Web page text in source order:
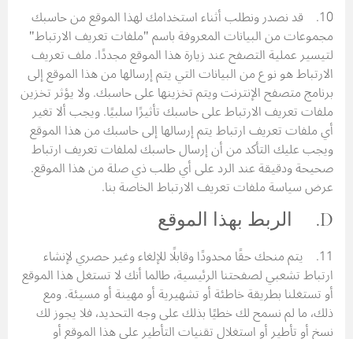
10. قد نصدر ونطلب أثناء استخدامك لهذا الموقع من حاسبك
مجموعات من البيانات المعروفة باسم "ملفات تعريف الارتباط"
لتيسير عملية التصفح عند زيارة هذا الموقع مجددًا. ملف تعريف
الارتباط هو نوع من البيانات التي يتم إرسالها من هذا الموقع إلى
برنامج متصفح الإنترنت ويتم تخزينها على حاسبك. ولا يؤثر تخزين
ملفات تعريف الارتباط على حاسبك تأثيرًا سلبيًا. ويجب ألا تغير
أي ملفات تعريف ارتباط يتم إرسالها إلى حاسبك من هذا الموقع
ويجب عليك التأكد من أن إرسال حاسبك لملفات تعريف ارتباط
صحيحة ودقيقة عند الرد على أي طلب ذي صلة من هذا الموقع.
عرض سياسة ملفات تعريف الارتباط الخاصة بنا.
D. الربط بهذا الموقع
11. يتم منحك حقًا محدودًا وقابلًا للإلغاء وغير حصري لإنشاء
ارتباط تشعبي لصفحتنا الرئيسية، طالما أنك لا تستغل هذا الموقع
أو تستغلنا بطريقة خاطئة أو تشهيرية أو مهينة أو مسيئة. ومع
ذلك، ما لم نسمح لك خطيًا بذلك على وجه التحديد، فلا يجوز لك
نسخ أو تأطير أو استغلال تقنيات التأطير على هذا الموقع أو